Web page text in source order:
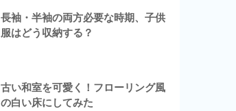
長袖・半袖の両方必要な時期、子供
服はどう収納する？
古い和室を可愛く！フローリング風
の白い床にしてみた